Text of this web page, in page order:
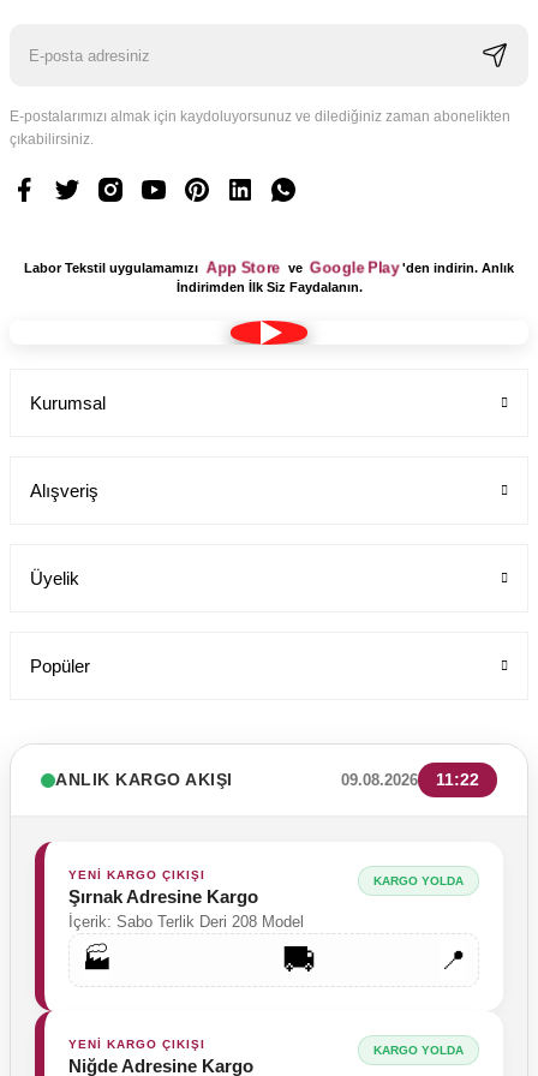
Labor Medikal Tekstil
Tesettür Cerrahi Bone Terikoton Kumaş Yeni Model
Labor Medikal Tekstil
E-postalarımızı almak için kaydoluyorsunuz ve dilediğiniz zaman abonelikten
çıkabilirsiniz.
Labor Tekstil uygulamamızı App Store ve Google Play'den indirin. Anlık
İndirimden İlk Siz Faydalanın.
Kurumsal
Alışveriş
Üyelik
Popüler
ANLIK KARGO AKIŞI 09.08.2026 11:22
YENİ KARGO ÇIKIŞI
Şırnak Adresine Kargo
İçerik: Sabo Terlik Deri 208 Model
KARGO YOLDA
🏭 🚚 📍
YENİ KARGO ÇIKIŞI
Niğde Adresine Kargo
KARGO YOLDA